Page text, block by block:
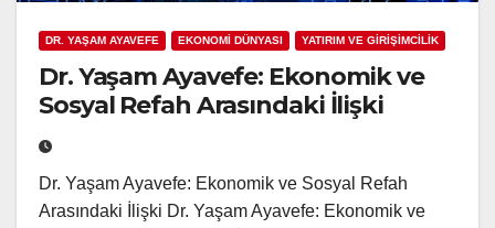
DR. YAŞAM AYAVEFE EKONOMİ DÜNYASI YATIRIM VE GİRİŞİMCİLİK
Dr. Yaşam Ayavefe: Ekonomik ve
Sosyal Refah Arasındaki İlişki
Dr. Yaşam Ayavefe: Ekonomik ve Sosyal Refah
Arasındaki İlişki Dr. Yaşam Ayavefe: Ekonomik ve